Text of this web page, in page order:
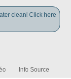
clean! Click here
Info Source